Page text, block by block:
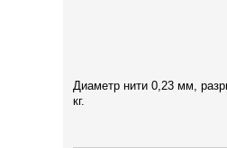
Диаметр нити 0,23 мм,
кг.